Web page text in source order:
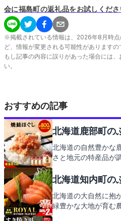
会に福島町の返礼品をお試しくださ
※掲載されている情報は、 2026年8 月時
ど、情報が変更される可能性がありますの
もし記事の内容に誤りがあった場合には
い。
おすすめの記事
北海道鹿部町の
北海道の自然豊かな
さと地元の特産品が
がぎゅっと詰まって
北海道知内町の
北海道の大自然に抱
緑豊かな大地が育む